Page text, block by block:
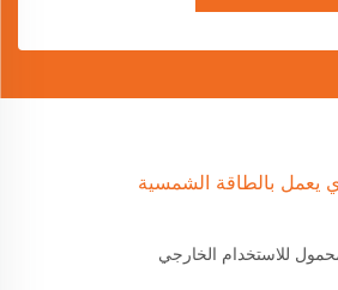
يعمل بالطاقة الشمسية
للاستخدام الخارجي